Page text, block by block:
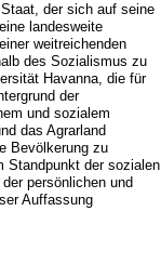
der sich auf seine
landesweite
weitreichenden
des Sozialismus zu
Havanna, die für
der
und sozialem
das Agrarland
Bevölkerung zu
Standpunkt der sozialen
persönlichen und
Auffassung